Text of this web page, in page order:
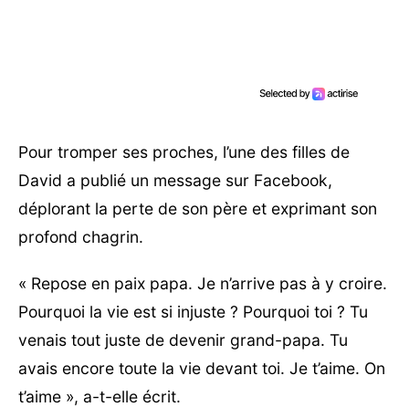
Pour tromper ses proches, l’une des filles de
David a publié un message sur Facebook,
déplorant la perte de son père et exprimant son
profond chagrin.
« Repose en paix papa. Je n’arrive pas à y croire.
Pourquoi la vie est si injuste ? Pourquoi toi ? Tu
venais tout juste de devenir grand-papa. Tu
avais encore toute la vie devant toi. Je t’aime. On
t’aime », a-t-elle écrit.